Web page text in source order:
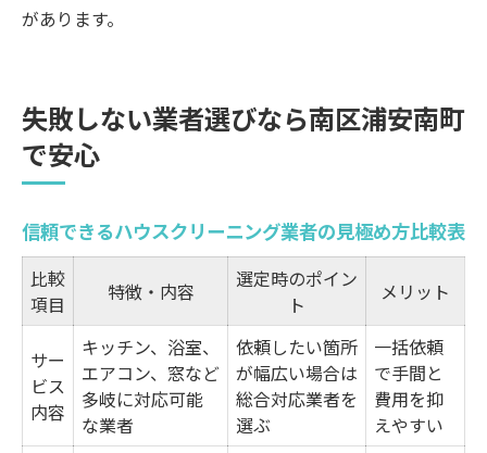
があります。
失敗しない業者選びなら南区浦安南町
で安心
信頼できるハウスクリーニング業者の見極め方比較表
比較
項目
特徴・内容
選定時のポイン
ト
メリット
サー
ビス
内容
キッチン、浴室、
エアコン、窓など
多岐に対応可能
な業者
依頼したい箇所
が幅広い場合は
総合対応業者を
選ぶ
一括依頼
で手間と
費用を抑
えやすい